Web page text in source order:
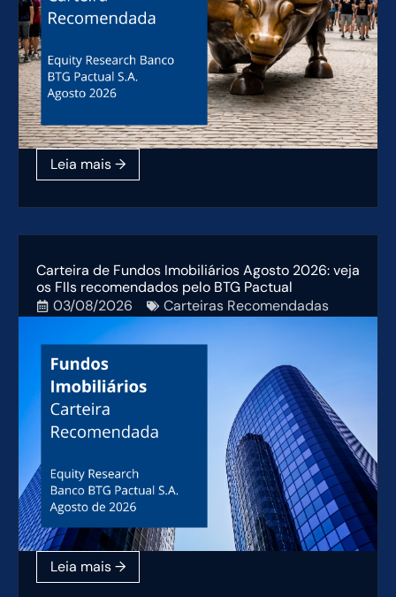
Carteira de Fundos Imobiliários Agosto 2026: veja
os FIIs recomendados pelo BTG Pactual
03/08/2026
Carteiras Recomendadas